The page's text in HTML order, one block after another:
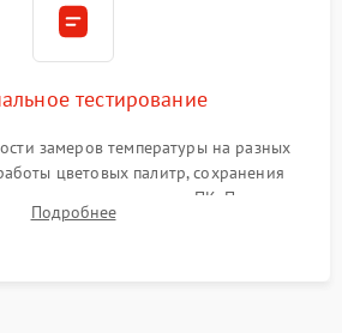
тестирование
замеров температуры на разных
цветовых палитр, сохранения
и передачи данных на ПК. Проверка
и итоговый контроль качества.
Подробнее